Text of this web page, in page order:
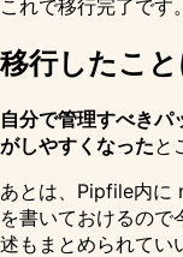
これで移行完了です。
移行したこ
自分で管理すべきパ
がしやすくなったと
あとは、Pipfile内に
を書いておけるの
述もまとめられてい